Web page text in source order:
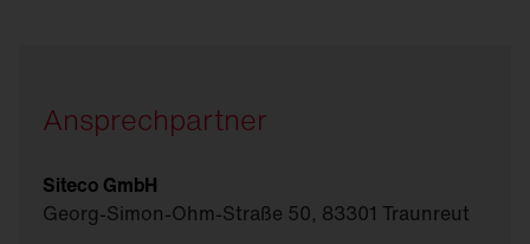
Ansprechpartner
Siteco GmbH
Georg-Simon-Ohm-Straße 50, 83301 Traunreut